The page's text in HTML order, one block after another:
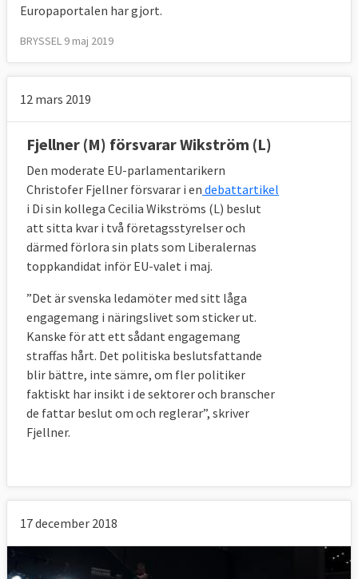
Europaportalen har gjort.
BRYSSEL 9 maj 2019
12 mars 2019
Fjellner (M) försvarar Wikström (L)
Den moderate EU-parlamentarikern
Christofer Fjellner försvarar i en debattartikel
i Di sin kollega Cecilia Wikströms (L) beslut
att sitta kvar i två företagsstyrelser och
därmed förlora sin plats som Liberalernas
toppkandidat inför EU-valet i maj.
”Det är svenska ledamöter med sitt låga
engagemang i näringslivet som sticker ut.
Kanske för att ett sådant engagemang
straffas hårt. Det politiska beslutsfattande
blir bättre, inte sämre, om fler politiker
faktiskt har insikt i de sektorer och branscher
de fattar beslut om och reglerar”, skriver
Fjellner.
17 december 2018